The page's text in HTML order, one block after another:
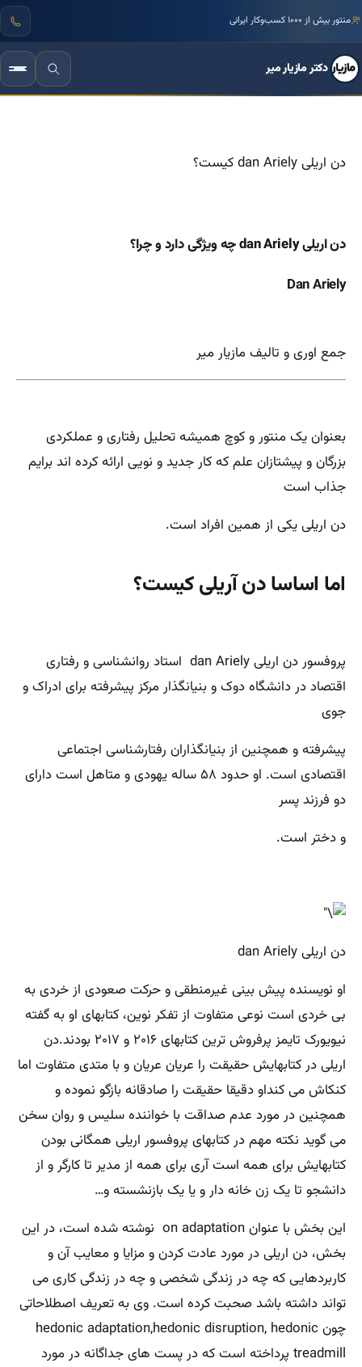
منتور بیش از ۱۰۰۰ کسب‌وکار ایرانی
دکتر مازیار میر
دن اریلی dan Ariely کیست؟
دن اریلی dan Ariely چه ویژگی دارد و چرا؟
Dan Ariely
جمع اوری و تالیف مازیار میر
بعنوان یک منتور و کوچ همیشه تحلیل رفتاری و عملکردی
بزرگان و پیشتازان علم که کار جدید و نویی ارائه کرده اند برایم
جذاب است
دن اریلی یکی از همین افراد است.
اما اساسا دن آریلی کیست؟
پروفسور دن اریلی dan Ariely استاد روانشناسی و رفتاری
اقتصاد در دانشگاه دوک و بنیانگذار مرکز پیشرفته برای ادراک و
جوی
پیشرفته و همچنین از بنیانگذاران رفتارشناسی اجتماعی
اقتصادی است. او حدود ۵۸ ساله یهودی و متاهل است دارای
دو فرزند پسر
و دختر است.
دن اریلی dan Ariely
او نویسنده پیش بینی غیرمنطقی و حرکت صعودی از خردی به
بی خردی است نوعی متفاوت از تفکر نوین، کتابهای او به گفته
نیویورک تایمز پرفروش ترین کتابهای ۲۰۱۶ و ۲۰۱۷ بودند.دن
اریلی در کتابهایش حقیقت را عریان عریان و با متدی متفاوت اما
کنکاش می کنداو دقیقا حقیقت را صادقانه بازگو نموده و
همچنین در مورد عدم صداقت با خواننده سلیس و روان سخن
می گوید نکته مهم در کتابهای پروفسور اریلی همگانی بودن
کتابهایش برای همه است آری برای همه از مدیر تا کارگر و از
دانشجو تا یک زن خانه دار و یا یک بازنشسته و…
این بخش با عنوان on adaptation نوشته شده است، در این
بخش، دن اریلی در مورد عادت کردن و مزایا و معایب آن و
کاربردهایی که چه در زندگی شخصی و چه در زندگی کاری می
تواند داشته باشد صحبت کرده است. وی به تعریف اصطلاحاتی
چون hedonic adaptation,hedonic disruption, hedonic
treadmill پرداخته است که در پست های جداگانه در مورد